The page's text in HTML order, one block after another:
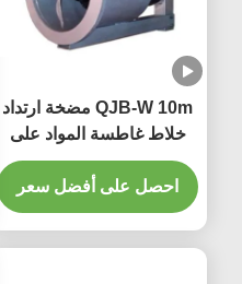
QJB-W 10m مضخة ارتداد
خلاط غاطسة المواد على
الحديد الزهر الفولاذ المقاوم
للصدأ
احصل على أفضل سعر